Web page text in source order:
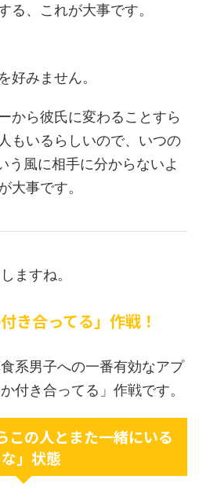
る、これが大事です。
好みません。
から彼氏に変わることすら
もいるらしいので、いつの
う風に相手に分からないよ
大事です。
ますね。
き合ってる」作戦！
系男子への一番有効なアプ
付き合ってる」作戦です。
の人とまた一緒にいる
」状態